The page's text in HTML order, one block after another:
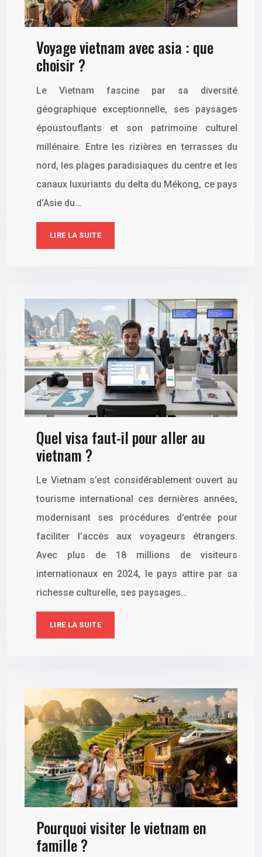
Voyage vietnam avec asia : que
choisir ?
Le Vietnam fascine par sa diversité
géographique exceptionnelle, ses paysages
époustouflants et son patrimoine culturel
millénaire. Entre les rizières en terrasses du
nord, les plages paradisiaques du centre et les
canaux luxuriants du delta du Mékong, ce pays
d’Asie du…
LIRE LA SUITE
Quel visa faut-il pour aller au
vietnam ?
Le Vietnam s’est considérablement ouvert au
tourisme international ces dernières années,
modernisant ses procédures d’entrée pour
faciliter l’accès aux voyageurs étrangers.
Avec plus de 18 millions de visiteurs
internationaux en 2024, le pays attire par sa
richesse culturelle, ses paysages…
LIRE LA SUITE
Pourquoi visiter le vietnam en
famille ?